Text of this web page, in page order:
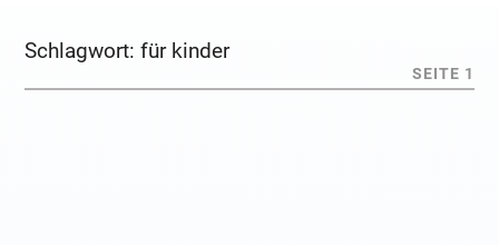
Schlagwort:für kinder
SEITE 1